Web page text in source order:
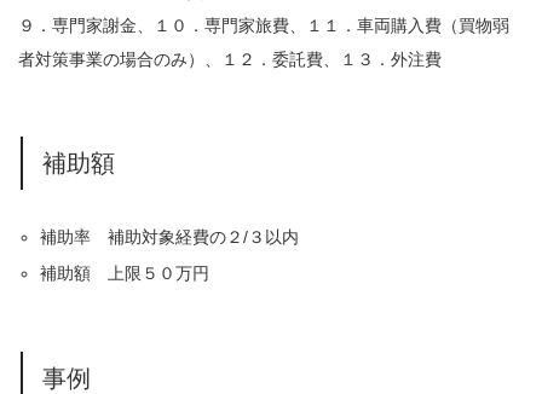
９．専門家謝金、１０．専門家旅費、１１．車両購入費（買物弱
者対策事業の場合のみ）、１２．委託費、１３．外注費
補助額
補助率 補助対象経費の２/３以内
補助額 上限５０万円
事例